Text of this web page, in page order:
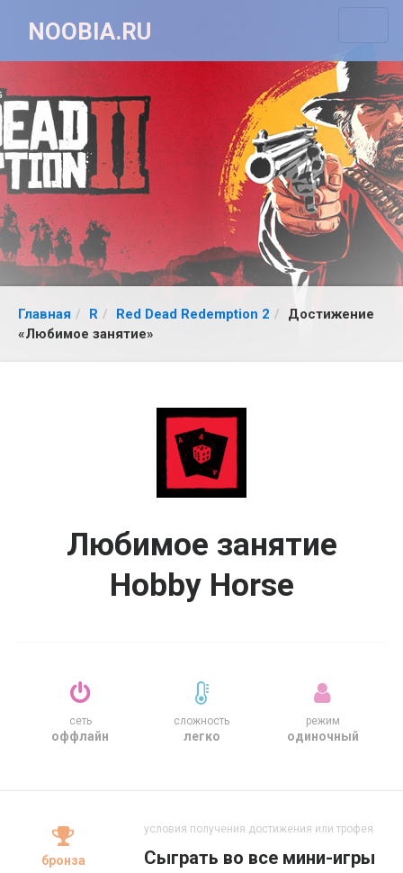
NOOBIA.RU
Главная R Red Dead Redemption 2
Достижение
«Любимое занятие»
Любимое занятие
Hobby Horse
сеть
оффлайн
сложность
легко
режим
одиночный
бронза
условия получения достижения или трофея
Сыграть во все мини-игры